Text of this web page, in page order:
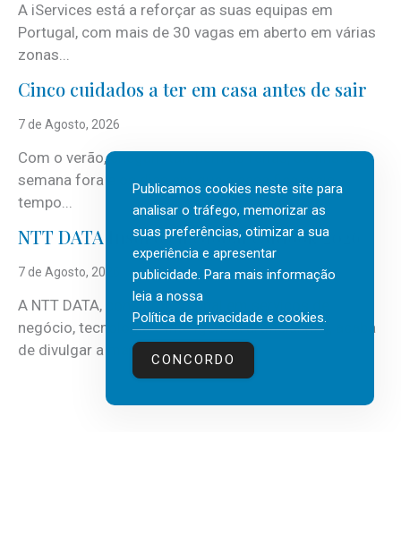
A iServices está a reforçar as suas equipas em
Portugal, com mais de 30 vagas em aberto em várias
zonas...
Cinco cuidados a ter em casa antes de sair
7 de Agosto, 2026
Com o verão, chegam também as férias, os fins-de-
semana fora e os dias em que a casa fica mais
tempo...
NTT DATA Insurtech Global Outlook 2026
7 de Agosto, 2026
A NTT DATA, consultora global em serviços de
negócio, tecnologia e inteligência artificial (IA), acaba
de divulgar a mais recente...
Publicamos cookies neste site para
analisar o tráfego, memorizar as
suas preferências, otimizar a sua
experiência e apresentar
publicidade. Para mais informação
leia a nossa
Política de privacidade e cookies.
CONCORDO